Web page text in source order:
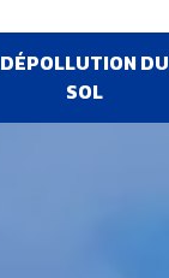
DÉPOLLUTION DU
SOL